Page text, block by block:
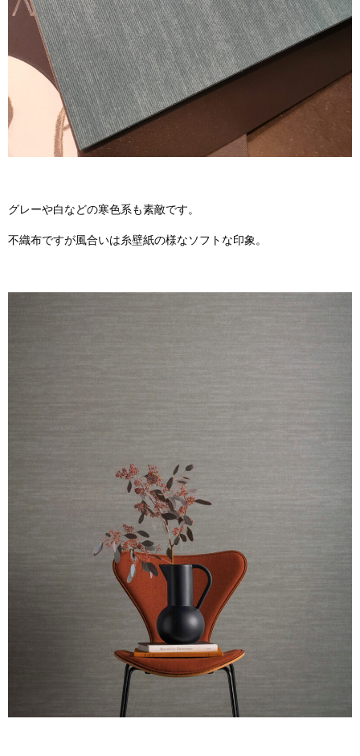
グレーや白などの寒色系も素敵です。
不織布ですが風合いは糸壁紙の様なソフトな印象。